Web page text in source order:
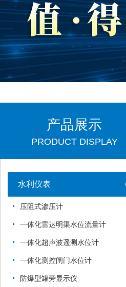
产品展示
PRODUCT DISPLAY
水利仪表
压阻式渗压计
一体化雷达明渠水位流量计
一体化超声波遥测水位计
一体化测控闸门水位计
防爆型罐旁显示仪